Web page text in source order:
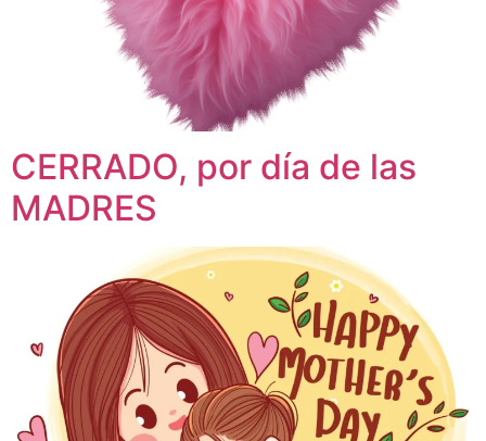
CERRADO, por día de las
MADRES